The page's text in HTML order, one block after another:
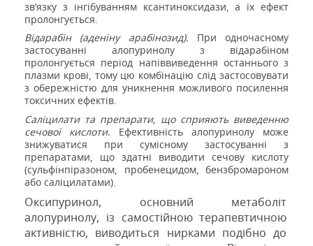
зв’язку з інгібуванням ксантиноксидази, а їх ефект
пролонгується.
Відарабін (аденіну арабінозид). При одночасному
застосуванні алопуринолу з відарабіном
пролонгується період напіввиведення останнього з
плазми крові, тому цю комбінацію слід застосовувати
з обережністю для уникнення можливого посилення
токсичних ефектів.
Саліцилати та препарати, що сприяють виведенню
сечової кислоти. Ефективність алопуринолу може
знижуватися при сумісному застосуванні з
препаратами, що здатні виводити сечову кислоту
(сульфінпіразоном, пробенецидом, бензбромароном
або саліцилатами).
Оксипуринол, основний метаболіт
алопуринолу, із самостійною терапевтичною
активністю, виводиться нирками подібно до